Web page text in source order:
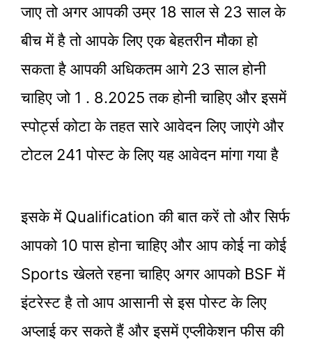
जाए तो अगर आपकी उम्र 18 साल से 23 साल के
बीच में है तो आपके लिए एक बेहतरीन मौका हो
सकता है आपकी अधिकतम आगे 23 साल होनी
चाहिए जो 1 . 8.2025 तक होनी चाहिए और इसमें
स्पोर्ट्स कोटा के तहत सारे आवेदन लिए जाएंगे और
टोटल 241 पोस्ट के लिए यह आवेदन मांगा गया है
इसके में Qualification की बात करें तो और सिर्फ
आपको 10 पास होना चाहिए और आप कोई ना कोई
Sports खेलते रहना चाहिए अगर आपको BSF में
इंटरेस्ट है तो आप आसानी से इस पोस्ट के लिए
अप्लाई कर सकते हैं और इसमें एप्लीकेशन फीस की